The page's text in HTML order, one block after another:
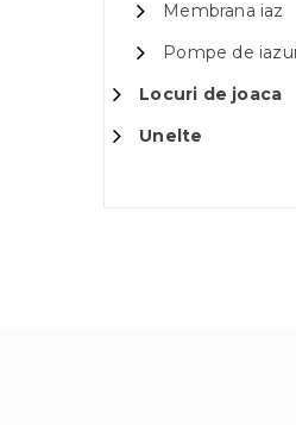
Membrana iaz
Pompe de
Locuri de joaca
Unelte